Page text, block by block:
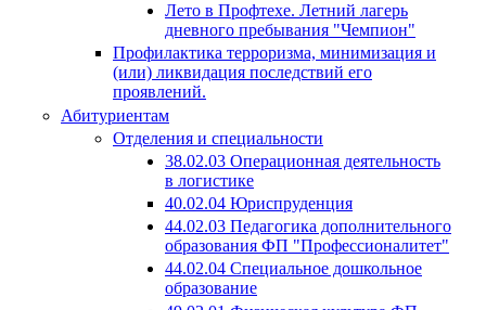
Лето в Профтехе. Летний лагерь
дневного пребывания "Чемпион"
Профилактика терроризма, минимизация и
(или) ликвидация последствий его
проявлений.
Абитуриентам
Отделения и специальности
38.02.03 Операционная деятельность
в логистике
40.02.04 Юриспруденция
44.02.03 Педагогика дополнительного
образования ФП "Профессионалитет"
44.02.04 Специальное дошкольное
образование